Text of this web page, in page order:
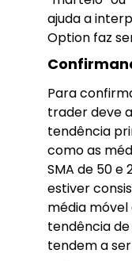
ajuda a
Option faz
Para
trader deve
tendência
como as
SMA de 50 e
estiver
média móvel
tendência
tendem a